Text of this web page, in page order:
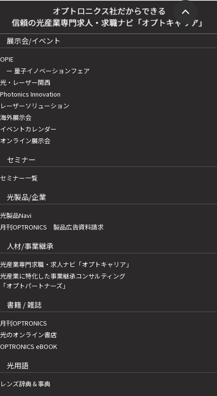
展示会/イベント
OPIE
ー 量子イノベーションフェア
光・レーザー関西
Photonics Innovation
レーザーソリューション
海外展示会
イベントカレンダー
オンライン展示会
セミナー
セミナー一覧
光製品/企業
光製品Navi
月刊OPTRONICS 製品広告資料請求
人材/事業継承
光産業専門求職・求人ナビ「オプトキャリア」
光産業に特化した事業継承コンサルティング
「オプトパートナーズ」
書籍 / 雑誌
月刊OPTRONICS
光のオンライン書店
OPTRONICS eBOOK
光用語
レンズ辞典＆事典